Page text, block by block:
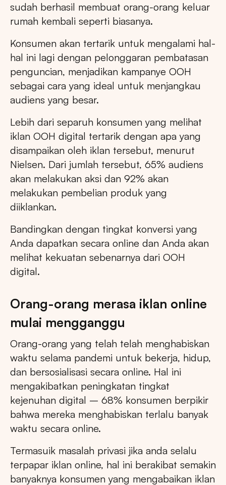
sudah berhasil membuat orang-orang keluar
rumah kembali seperti biasanya.
Konsumen akan tertarik untuk mengalami hal-
hal ini lagi dengan pelonggaran pembatasan
penguncian, menjadikan kampanye OOH
sebagai cara yang ideal untuk menjangkau
audiens yang besar.
Lebih dari separuh konsumen yang melihat
iklan OOH digital tertarik dengan apa yang
disampaikan oleh iklan tersebut, menurut
Nielsen. Dari jumlah tersebut, 65% audiens
akan melakukan aksi dan 92% akan
melakukan pembelian produk yang
diiklankan.
Bandingkan dengan tingkat konversi yang
Anda dapatkan secara online dan Anda akan
melihat kekuatan sebenarnya dari OOH
digital.
Orang-orang merasa iklan online
mulai mengganggu
Orang-orang yang telah telah menghabiskan
waktu selama pandemi untuk bekerja, hidup,
dan bersosialisasi secara online. Hal ini
mengakibatkan peningkatan tingkat
kejenuhan digital – 68% konsumen berpikir
bahwa mereka menghabiskan terlalu banyak
waktu secara online.
Termasuik masalah privasi jika anda selalu
terpapar iklan online, hal ini berakibat semakin
banyaknya konsumen yang mengabaikan iklan